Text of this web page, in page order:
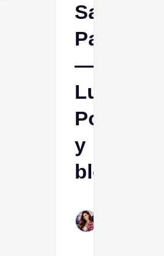
San
Patricio
—
Lucky
Pot
y
bloques